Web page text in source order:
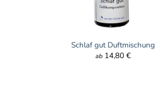
Schlaf gut Duftmischung
ab 14,80 €